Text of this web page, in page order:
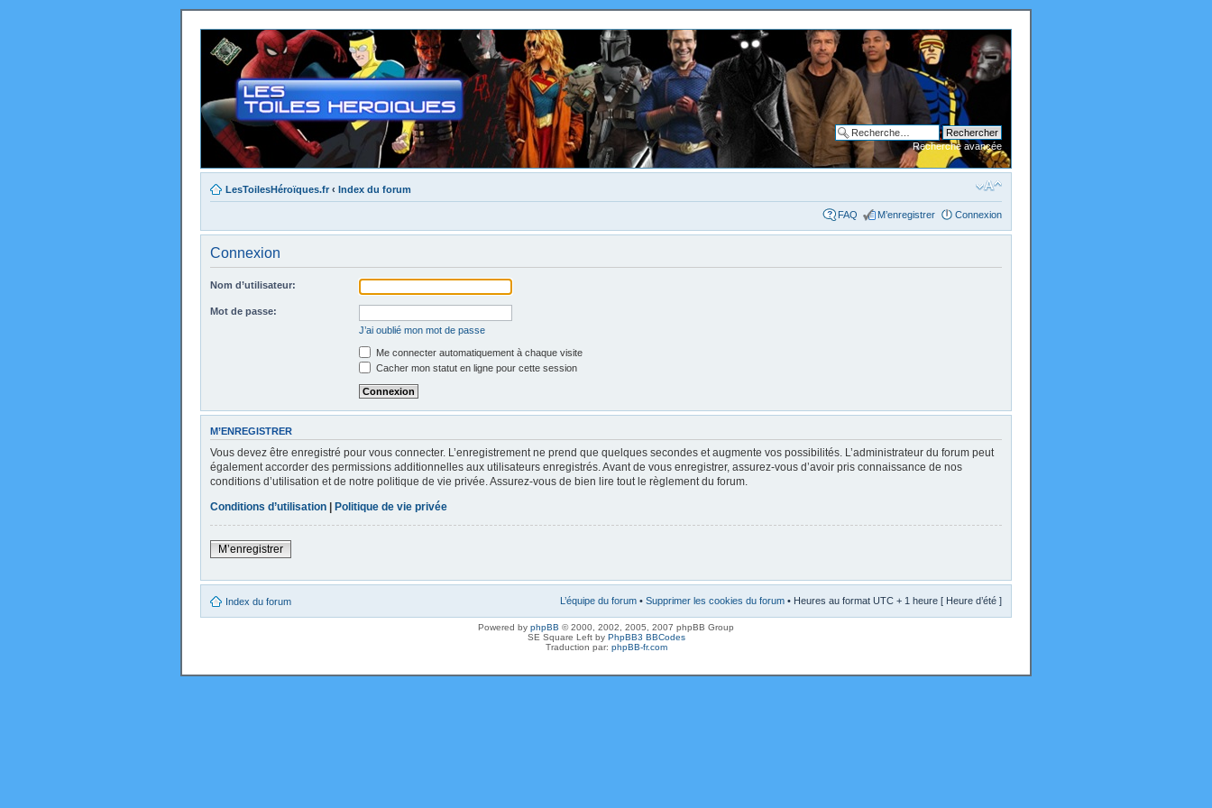
Recherche avancée
LesToilesHéroïques.fr ‹ Index du forum
FAQ M’enregistrer Connexion
Connexion
Nom d’utilisateur:
Mot de passe:
J’ai oublié mon mot de passe
Me connecter automatiquement à chaque visite
Cacher mon statut en ligne pour cette session
M’ENREGISTRER
Vous devez être enregistré pour vous connecter. L’enregistrement ne prend que quelques secondes et augmente vos possibilités. L’administrateur du forum peut
également accorder des permissions additionnelles aux utilisateurs enregistrés. Avant de vous enregistrer, assurez-vous d’avoir pris connaissance de nos
conditions d’utilisation et de notre politique de vie privée. Assurez-vous de bien lire tout le règlement du forum.
Conditions d’utilisation | Politique de vie privée
M’enregistrer
Index du forum L’équipe du forum • Supprimer les cookies du forum • Heures au format UTC + 1 heure [ Heure d’été ]
Powered by phpBB © 2000, 2002, 2005, 2007 phpBB Group
SE Square Left by PhpBB3 BBCodes
Traduction par: phpBB-fr.com